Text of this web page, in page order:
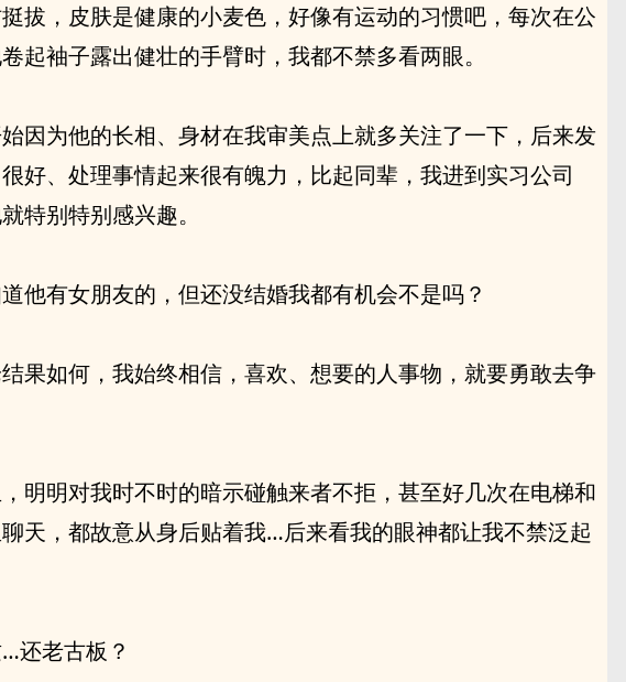
拔，皮肤是健康的小麦色，好像有运动的习惯吧，每次在公
起袖子露出健壮的手臂时，我都不禁多看两眼。
因为他的长相、身材在我审美点上就多关注了一下，后来发
好、处理事情起来很有魄力，比起同辈，我进到实习公司
特别特别感兴趣。
他有女朋友的，但还没结婚我都有机会不是吗？
果如何，我始终相信，喜欢、想要的人事物，就要勇敢去争
明明对我时不时的暗示碰触来者不拒，甚至好几次在电梯和
天，都故意从身后贴着我…后来看我的眼神都让我不禁泛起
还老古板？